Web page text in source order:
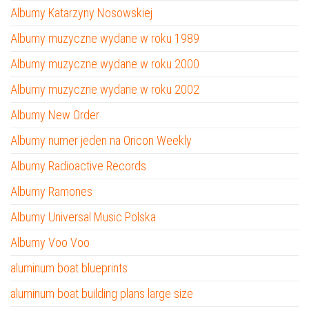
Albumy Katarzyny Nosowskiej
Albumy muzyczne wydane w roku 1989
Albumy muzyczne wydane w roku 2000
Albumy muzyczne wydane w roku 2002
Albumy New Order
Albumy numer jeden na Oricon Weekly
Albumy Radioactive Records
Albumy Ramones
Albumy Universal Music Polska
Albumy Voo Voo
aluminum boat blueprints
aluminum boat building plans large size